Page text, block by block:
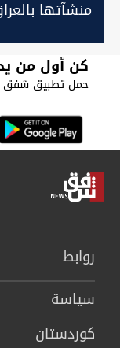
منشآتها
كن أول من
حمل تطبيق شفق
روابط
سیاسة
كوردستان